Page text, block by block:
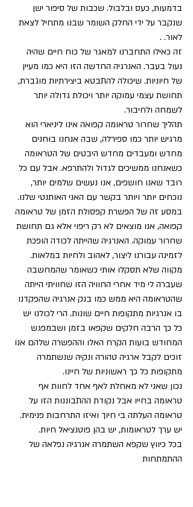
בדמעות, כעס ובלבול. שכבות של סיפור ישן
שנקבר על ידי החלק השומר שבנו מתחיל לצאת
לאור. .
זה כאילו התחברנו למאגר של כוח חיים שהיה
נעול בעבר. האנרגיה החדשה הזו היא כמו מעיין
של חיוניות. שיכולה להתבטא ביצירתיות מוגברת,
תחושת עצמי עמוקה יותר ויכולת גדולה יותר
לשמחה ולחיבור.
תהליך שחרור טראומה קפואה אינו ליניארי הוא
מרגיש יותר כמו ספירלה, שבה אנחנו בוחנים
מחדש ומעבדים מחדש היבטים של הטראומה
כשאנחנו ממשיכים לגדול ולהתרפא. אבל עם כל
רובד שאנו חושפים, אנו נעשים שלמים יותר,
נוכחים יותר ויותר בקשר עם האני האותנטי שלנו.
במסע זה של הפשרת קפסולת הזמן של טראומה
קפואה, אנו מוצאים לא רק ריפוי אלא גם תחושת
שחרור עמוקה. האנרגיה שהייתה לכודה הופכת
לזמינה עבורנו ליצור, לאהוב ולחיות במלאות.
מקווה שלא תסקלו אותי כשאומר שהמחשבה
שעברה לי מיד אחרי החוויה הזו שחוויתי הייתה
שהטראומה היא ממש כמו בנק אנרגיה שהפקדנו
בו אנרגיות מתקופות חיים שונות. הרי לכולנו יש
כל כך הרבה חלקים שקפאו בזמן ושבמפגש
המחודש בועות הקרח האלו וההפשרה שלהם אנו
זוכים לקבל ארגיה טהורה ונקיה שנשתמרה
מתקופות כל כך ראשוניות של חיינו.
נכון שאני לא מאחלת לאף אחד לחוות אף
טראומה בחייו אבל נקודת ההתבוננות הזו על
טראומה העלתה בי חיוך ואיזו התרחבות פנימית.
יש ערך לטראומות, יש בהן פוטנציאל חיות.
בכל כיווץ שקפא השתמרה אנרגיה נפלאה של
ההתמתחות